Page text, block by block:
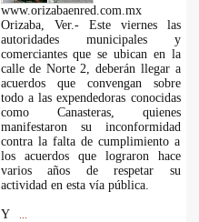
www.orizabaenred.com.mx
Orizaba, Ver.- Este viernes las
autoridades municipales y
comerciantes que se ubican en la
calle de Norte 2, deberán llegar a
acuerdos que convengan sobre
todo a las expendedoras conocidas
como Canasteras, quienes
manifestaron su inconformidad
contra la falta de cumplimiento a
los acuerdos que lograron hace
varios años de respetar su
actividad en esta vía pública.
Y